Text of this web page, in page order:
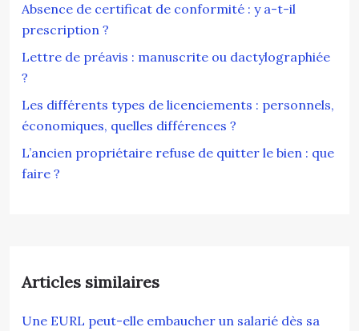
Absence de certificat de conformité : y a-t-il
prescription ?
Lettre de préavis : manuscrite ou dactylographiée
?
Les différents types de licenciements : personnels,
économiques, quelles différences ?
L’ancien propriétaire refuse de quitter le bien : que
faire ?
Articles similaires
Une EURL peut-elle embaucher un salarié dès sa